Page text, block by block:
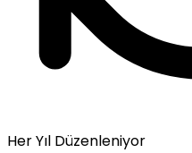
Her Yıl Düzenleniyor